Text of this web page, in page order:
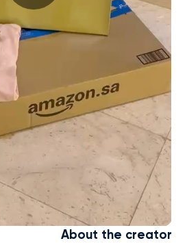
About the creator